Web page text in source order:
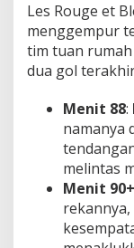
Les Rouge et
menggempur
tim tuan
dua gol
Menit 88:
namanya
melintas
Menit
rekannya,